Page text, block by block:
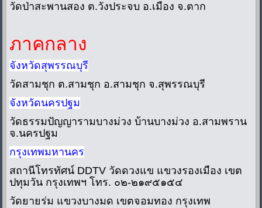
วัดป่าสะพานสอง ต.วังประจบ อ.เมือง จ.ตาก
ภาคกลาง
จังหวัดสุพรรณบุรี
วัดสามชุก ต.สามชุก อ.สามชุก จ.สุพรรณบุรี
จังหวัดนครปฐม
วัดธรรมปัญญารามบางม่วง บ้านบางม่วง อ.สามพราน
จ.นครปฐม
กรุงเทพมหานคร
สถานีโทรทัศน์ DDTV วัดดวงแข แขวงรองเมือง เขต
ปทุมวัน กรุงเทพฯ โทร. ๐๒-๒๑๙๕๑๕๔
วัดยายร่ม แขวงบางมด เขตจอมทอง กรุงเทพ